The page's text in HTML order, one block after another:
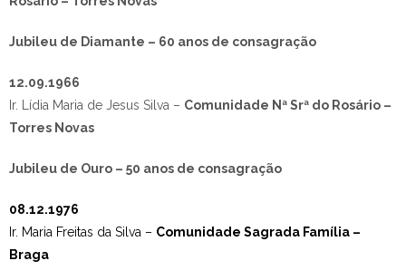
Jubileu de Diamante – 60 anos de consagração
12.09.1966
Ir. Lídia Maria de Jesus Silva – Comunidade Nª Srª do Rosário –
Torres Novas
Jubileu de Ouro – 50 anos de consagração
08.12.1976
Ir. Maria Freitas da Silva – Comunidade Sagrada Família –
Braga